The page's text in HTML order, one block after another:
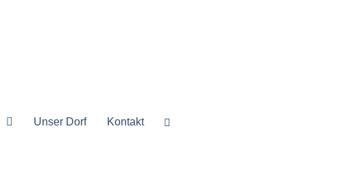
Unser Dorf Kontakt